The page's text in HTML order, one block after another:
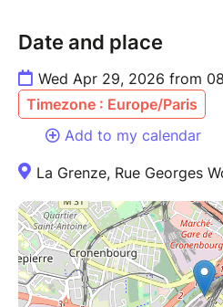
Date and place
Wed Apr 29, 2026 from
Timezone : Europe/Paris
Add to my calendar
La Grenze, Rue Georges